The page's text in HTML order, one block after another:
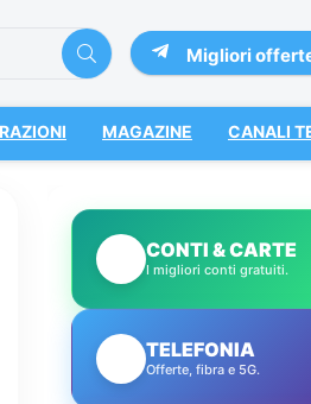
Migliori
MAGAZINE CANALI
CONTI & CARTE
I migliori conti gratuiti.
TELEFONIA
Offerte, fibra e 5G.